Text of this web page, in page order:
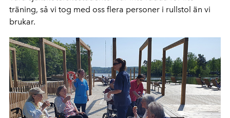
träning, så vi tog med oss flera personer i rullstol än vi
brukar.